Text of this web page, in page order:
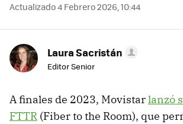
Actualizado 4 Febrero 2026, 10:44
Laura Sacristán
Editor Senior
A finales de 2023, Movistarlanzó
FTTR (Fiber to the Room), que